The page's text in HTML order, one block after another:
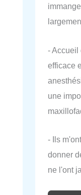
- Accueil
efficace
une
- Ils
donner
ne l'ont